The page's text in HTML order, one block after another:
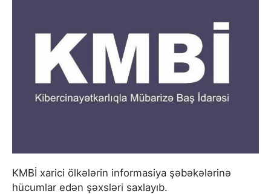
KMBİ xarici ölkələrin informasiya şəbəkələrinə
hücumlar edən şəxsləri saxlayıb.